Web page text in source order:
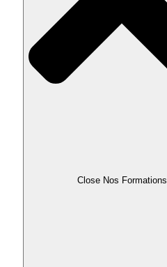
Close Nos Formations